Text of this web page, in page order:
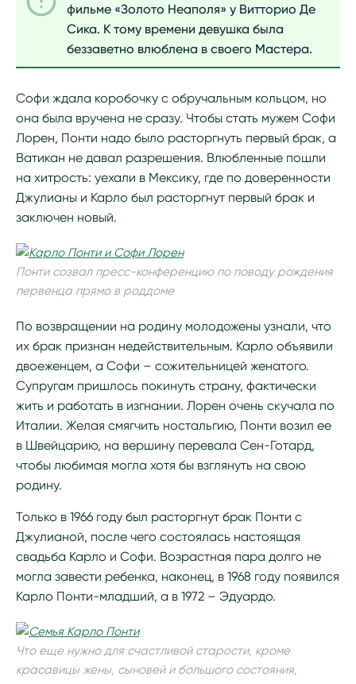
фильме «Золото Неаполя» у Витторио Де
Сика. К тому времени девушка была
беззаветно влюблена в своего Мастера.
Софи ждала коробочку с обручальным кольцом, но
она была вручена не сразу. Чтобы стать мужем Софи
Лорен, Понти надо было расторгнуть первый брак, а
Ватикан не давал разрешения. Влюбленные пошли
на хитрость: уехали в Мексику, где по доверенности
Джулианы и Карло был расторгнут первый брак и
заключен новый.
Понти созвал пресс-конференцию по поводу рождения
первенца прямо в роддоме
По возвращении на родину молодожены узнали, что
их брак признан недействительным. Карло объявили
двоеженцем, а Софи – сожительницей женатого.
Супругам пришлось покинуть страну, фактически
жить и работать в изгнании. Лорен очень скучала по
Италии. Желая смягчить ностальгию, Понти возил ее
в Швейцарию, на вершину перевала Сен-Готард,
чтобы любимая могла хотя бы взглянуть на свою
родину.
Только в 1966 году был расторгнут брак Понти с
Джулианой, после чего состоялась настоящая
свадьба Карло и Софи. Возрастная пара долго не
могла завести ребенка, наконец, в 1968 году появился
Карло Понти-младший, а в 1972 – Эдуардо.
Что еще нужно для счастливой старости, кроме
красавицы жены, сыновей и большого состояния,